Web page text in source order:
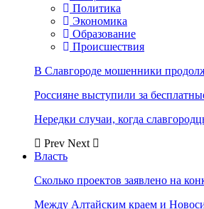
Политика
Экономика
Образование
Происшествия
В Славгороде мошенники
Россияне выступили за
Нередки случаи, когда
Prev Next
Власть
Сколько проектов заявлено на
Между Алтайским краем и